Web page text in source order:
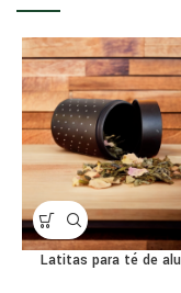
Latitas para té de